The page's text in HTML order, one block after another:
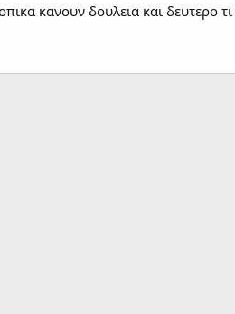
κανουν δουλεια και δευτερο τι